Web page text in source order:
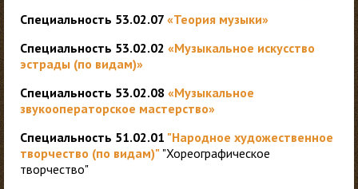
Специальность 53.02.07 «Теория музыки»
Специальность 53.02.02 «Музыкальное искусство
эстрады (по видам)»
Специальность 53.02.08 «Музыкальное
звукооператорское мастерство»
Специальность 51.02.01 "Народное художественное
творчество (по видам)" "Хореографическое
творчество"